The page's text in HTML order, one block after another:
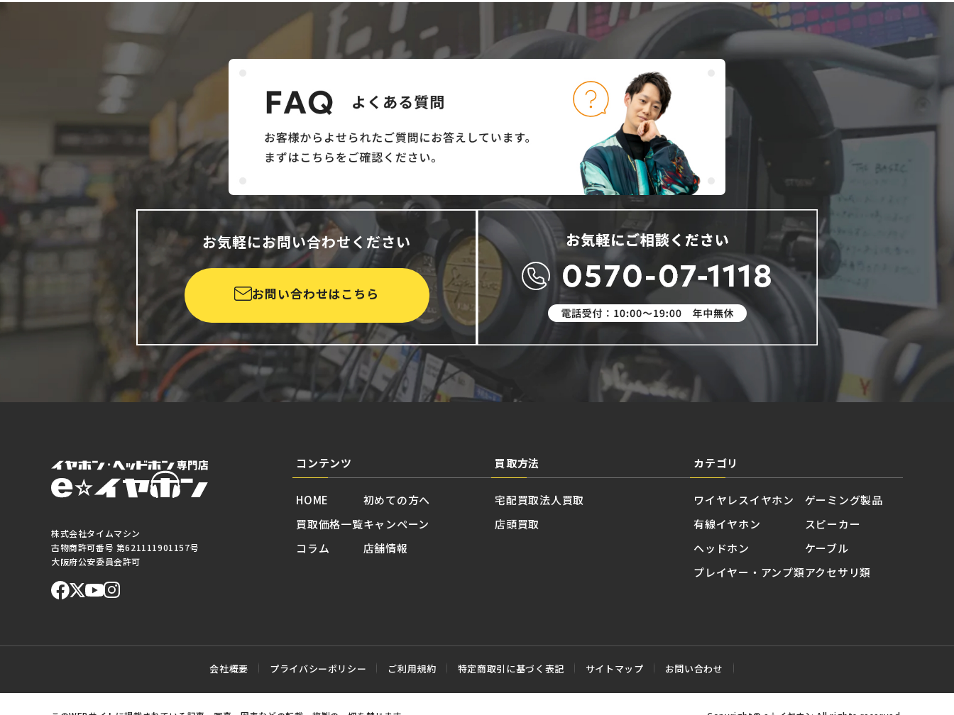
お気軽にお問い合わせください
お問い合わせはこちら
株式会社タイムマシン
古物商許可番号 第621111901157号
大阪府公安委員会許可
コンテンツ
HOME
買取価格一覧
コラム
初めての方へ
キャンペーン
店舗情報
買取方法
宅配買取
店頭買取
法人買取
カテゴリ
ワイヤレスイヤホン
有線イヤホン
ヘッドホン
プレイヤー・アンプ類
ゲーミング製品
スピーカー
ケーブル
アクセサリ類
会社概要 プライバシーポリシー ご利用規約 特定商取引に基づく表記 サイトマップ お問い合わせ